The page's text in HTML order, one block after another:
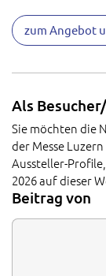
zum Angebot
Als
Sie möchten die
der Messe
Aussteller-
2026 auf dieser
Beitrag von